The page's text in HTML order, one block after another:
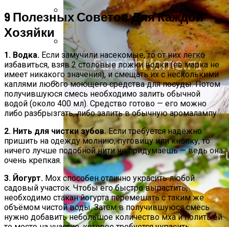
Компактно, Красиво, Удобно: 7
Нестандартных Идей Для Хранения
Обуви
Маникюр «Достойная»
Хребты Лосося В Томатном Кляре
9 Полезных Советов Для Каждой
Хозяйки
1. Водка. Если замучили насекомые, то от них легко
избавиться, взяв 2 столовые ложки водки (её марка не
имеет никакого значения), и смещать их с несколькими
каплями любого моющего средства для посуды. Потом
получившуюся смесь необходимо залить обычной
водой (около 400 мл). Средство готово — его можно
либо разбрызгать, либо залить в обычную аромалампу.
2. Нить для чистки зубов.Если требуется надёжно
пришить на одежду молнию, пуговицу или кнопку, то
ничего лучше подобной нити не придумаешь — ведь она
очень крепкая.
3. Йогурт. Мох способен отлично украсить любой
садовый участок. Чтобы его быстро вырастить,
необходимо стакан йогурта перемешать с таким же
объёмом чистой воды. Затем в получившуюся смесь
нужно добавить небольшое количество мха и полить ей